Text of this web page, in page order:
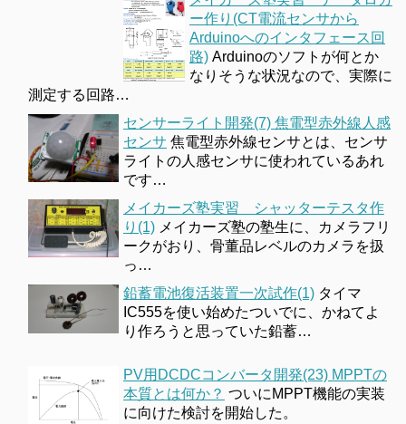
ー作り(CT電流センサから
Arduinoへのインタフェース回
路) Arduinoのソフトが何とか
なりそうな状況なので、実際に
測定する回路…
センサーライト開発(7) 焦電型赤外線人感
センサ 焦電型赤外線センサとは、センサ
ライトの人感センサに使われているあれ
です…
メイカーズ塾実習 シャッターテスタ作
り(1) メイカーズ塾の塾生に、カメラフリ
ークがおり、骨董品レベルのカメラを扱
っ…
鉛蓄電池復活装置一次試作(1) タイマ
IC555を使い始めたついでに、かねてよ
り作ろうと思っていた鉛蓄…
PV用DCDCコンバータ開発(23) MPPTの
本質とは何か？ ついにMPPT機能の実装
に向けた検討を開始した。